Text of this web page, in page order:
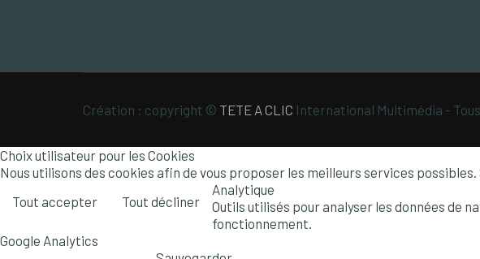
Création : copyright © TETE A CLIC International Multimédia -
Choix utilisateur pour les Cookies
Nous utilisons des cookies afin de vous proposer les meilleurs services
Tout accepter
Tout décliner
Analytique
Outils utilisés pour analyser les données de
fonctionnement.
Google Analytics